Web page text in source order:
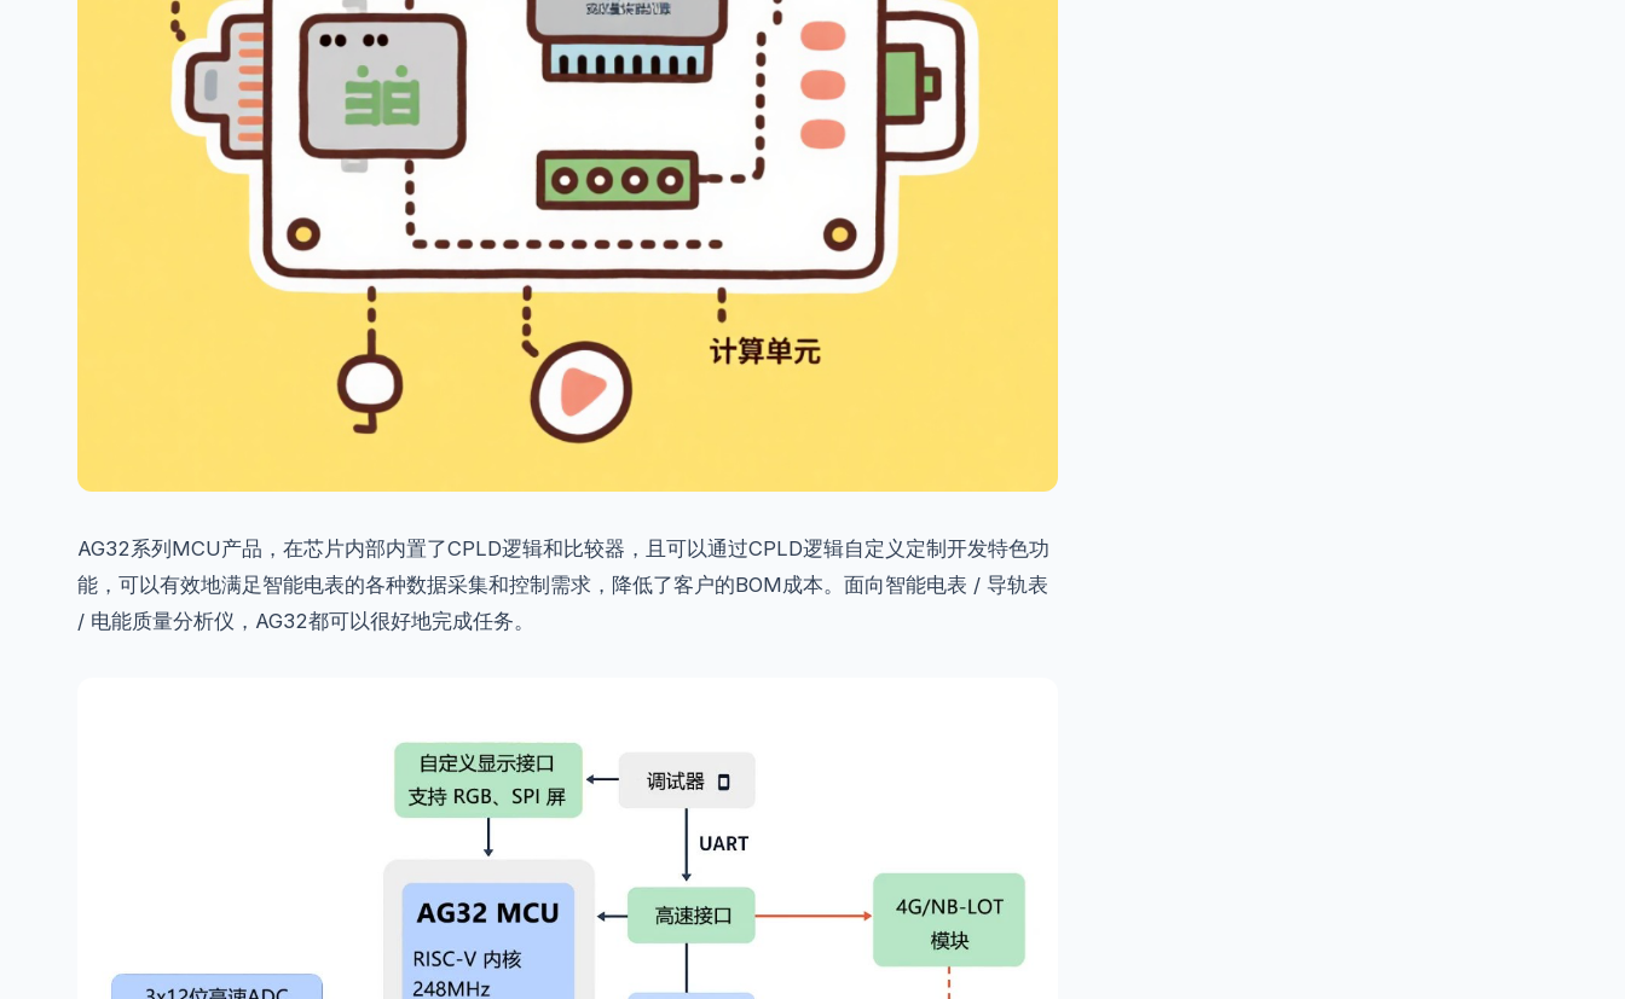
AG32系列MCU产品，在芯片内部内置了CPLD逻辑和比较器，且可以通过CPLD逻辑自定义定制开发特色功
能，可以有效地满足智能电表的各种数据采集和控制需求，降低了客户的BOM成本。面向智能电表 / 导轨表
/ 电能质量分析仪 ，AG32都可以很好地完成任务。